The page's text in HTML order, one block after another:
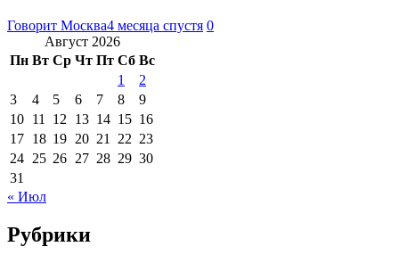
Говорит Москва4 месяца спустя 0
Август 2026
Пн Вт Ср Чт Пт Сб Вс
1
2
3
4 5 6 7 8
9
10 11 12 13 14 15 16
17 18 19 20 21 22 23
24 25 26 27 28 29 30
31
« Июл
Рубрики